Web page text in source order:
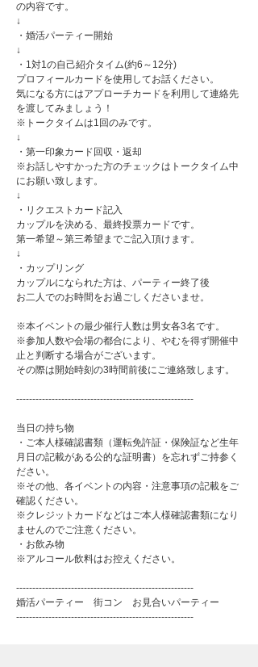
の内容です。
↓
・婚活パーティー開始
↓
・1対1の自己紹介タイム(約6～12分)
プロフィールカードを使用してお話ください。
気になる方にはアプローチカードを利用して連絡先
を渡してみましょう！
※トークタイムは1回のみです。
↓
・第一印象カード回収・返却
※お話しやすかった方のチェックはトークタイム中
にお願い致します。
↓
・リクエストカード記入
カップルを決める、最終投票カードです。
第一希望～第三希望までご記入頂けます。
↓
・カップリング
カップルになられた方は、パーティー終了後
お二人でのお時間をお過ごしくださいませ。
※本イベントの最少催行人数は男女各3名です。
※参加人数や会場の都合により、やむを得ず開催中
止と判断する場合がございます。
その際は開始時刻の3時間前後にご連絡致します。
-------------------------------------------------------
当日の持ち物
・ご本人様確認書類（運転免許証・保険証など生年
月日の記載がある公的な証明書）を忘れずご持参く
ださい。
※その他、各イベントの内容・注意事項の記載をご
確認ください。
※クレジットカードなどはご本人様確認書類になり
ませんのでご注意ください。
・お飲み物
※アルコール飲料はお控えください。
-------------------------------------------------------
婚活パーティー 街コン お見合いパーティー
-------------------------------------------------------